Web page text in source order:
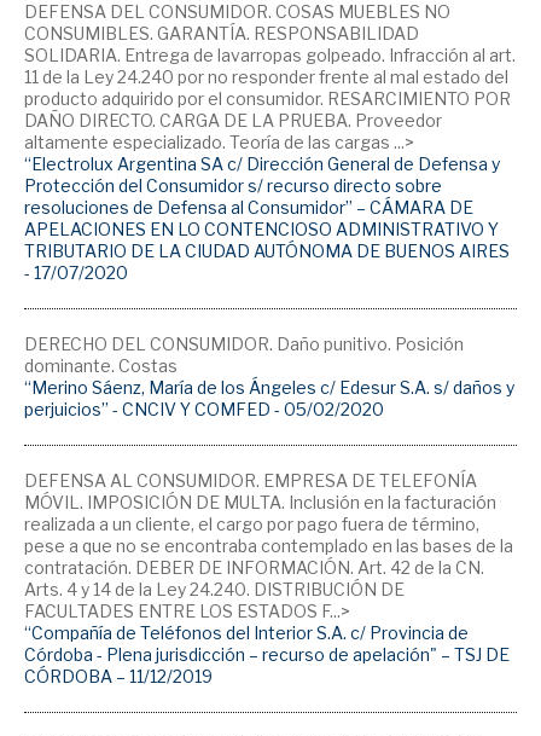
DEFENSA DEL CONSUMIDOR. COSAS MUEBLES NO
CONSUMIBLES. GARANTÍA. RESPONSABILIDAD
SOLIDARIA. Entrega de lavarropas golpeado. Infracción al art.
11 de la Ley 24.240 por no responder frente al mal estado del
producto adquirido por el consumidor. RESARCIMIENTO POR
DAÑO DIRECTO. CARGA DE LA PRUEBA. Proveedor
altamente especializado. Teoría de las cargas ...>
“Electrolux Argentina SA c/ Dirección General de Defensa y
Protección del Consumidor s/ recurso directo sobre
resoluciones de Defensa al Consumidor” – CÁMARA DE
APELACIONES EN LO CONTENCIOSO ADMINISTRATIVO Y
TRIBUTARIO DE LA CIUDAD AUTÓNOMA DE BUENOS AIRES
- 17/07/2020
DERECHO DEL CONSUMIDOR. Daño punitivo. Posición
dominante. Costas
“Merino Sáenz, María de los Ángeles c/ Edesur S.A. s/ daños y
perjuicios” - CNCIV Y COMFED - 05/02/2020
DEFENSA AL CONSUMIDOR. EMPRESA DE TELEFONÍA
MÓVIL. IMPOSICIÓN DE MULTA. Inclusión en la facturación
realizada a un cliente, el cargo por pago fuera de término,
pese a que no se encontraba contemplado en las bases de la
contratación. DEBER DE INFORMACIÓN. Art. 42 de la CN.
Arts. 4 y 14 de la Ley 24.240. DISTRIBUCIÓN DE
FACULTADES ENTRE LOS ESTADOS F...>
“Compañía de Teléfonos del Interior S.A. c/ Provincia de
Córdoba - Plena jurisdicción – recurso de apelación" – TSJ DE
CÓRDOBA – 11/12/2019